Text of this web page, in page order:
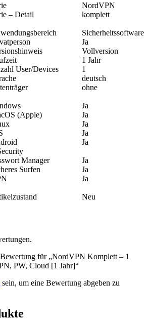
NordVPN
– Detail
komplett
Sicherheitssoftware
Ja
Vollversion
1 Jahr
User/Devices
1
deutsch
ohne
Ja
(Apple)
Ja
Ja
Ja
Ja
Manager
Ja
Surfen
Ja
Ja
Neu
Bewertung für „NordVPN Komplett – 1
PW, Cloud [1 Jahr]“
sein, um eine Bewertung abgeben zu